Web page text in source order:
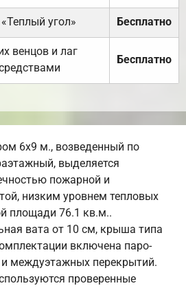
угол» Бесплатно
венцов и лаг
Бесплатно
6х9 м., возведенный по
выделяется
пожарной и
низким уровнем тепловых
площади 76.1 кв.м..
вата от 10 см, крыша типа
включена паро-
междуэтажных перекрытий.
проверенные